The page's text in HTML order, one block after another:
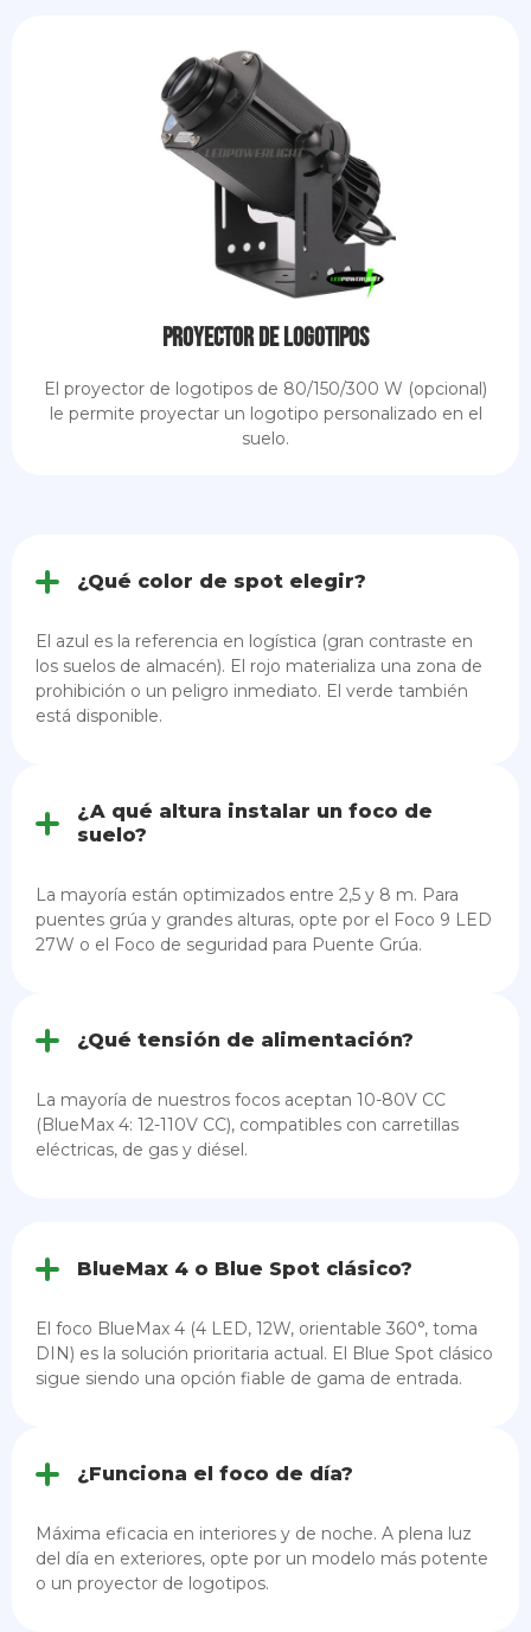
Proyector de logotipos
El proyector de logotipos de 80/150/300 W (opcional)
le permite proyectar un logotipo personalizado en el
suelo.
¿Qué color de spot elegir?
El azul es la referencia en logística (gran contraste en
los suelos de almacén). El rojo materializa una zona de
prohibición o un peligro inmediato. El verde también
está disponible.
¿A qué altura instalar un foco de
suelo?
La mayoría están optimizados entre 2,5 y 8 m. Para
puentes grúa y grandes alturas, opte por el Foco 9 LED
27W o el Foco de seguridad para Puente Grúa.
¿Qué tensión de alimentación?
La mayoría de nuestros focos aceptan 10-80V CC
(BlueMax 4: 12-110V CC), compatibles con carretillas
eléctricas, de gas y diésel.
BlueMax 4 o Blue Spot clásico?
El foco BlueMax 4 (4 LED, 12W, orientable 360°, toma
DIN) es la solución prioritaria actual. El Blue Spot clásico
sigue siendo una opción fiable de gama de entrada.
¿Funciona el foco de día?
Máxima eficacia en interiores y de noche. A plena luz
del día en exteriores, opte por un modelo más potente
o un proyector de logotipos.